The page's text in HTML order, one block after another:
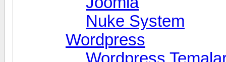
Nuke System
Wordpress
Wordpress